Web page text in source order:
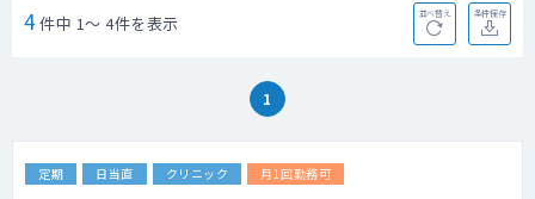
4件中 1～ 4件を表示 並べ替え 条件保存
1
定期 日当直 クリニック 月1回勤務可